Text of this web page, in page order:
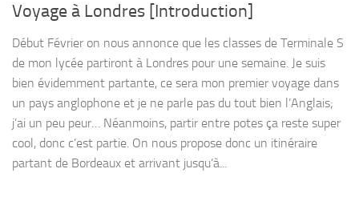
Voyage à Londres [Introduction]
Début Février on nous annonce que les classes de Terminale S
de mon lycée partiront à Londres pour une semaine. Je suis
bien évidemment partante, ce sera mon premier voyage dans
un pays anglophone et je ne parle pas du tout bien l’Anglais;
j’ai un peu peur… Néanmoins, partir entre potes ça reste super
cool, donc c’est partie. On nous propose donc un itinéraire
partant de Bordeaux et arrivant jusqu’à...